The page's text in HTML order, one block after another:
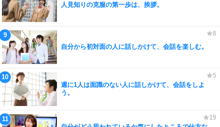
人見知りの克服の第一歩は、挨拶。
自分から初対面の人に話しかけて、会話を楽しむ。
週に1人は面識のない人に話しかけて、会話をしよ
う。